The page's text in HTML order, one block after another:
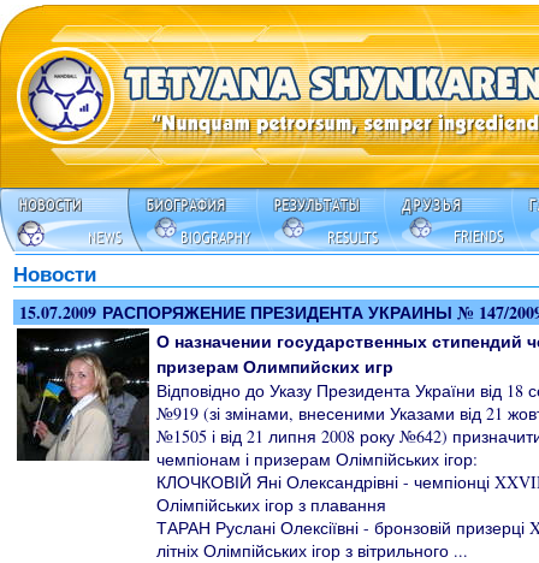
Новости
15.07.2009 РАСПОРЯЖЕНИЕ ПРЕЗИДЕНТА УКРАИНЫ № 147/
О назначении государственных стипендий
призерам Олимпийских игр
Відповідно до Указу Президента України від 18
№919 (зі змінами, внесеними Указами від 21
№1505 і від 21 липня 2008 року №642)
чемпіонам і призерам Олімпійських ігор:
КЛОЧКОВІЙ Яні Олександрівні - чемпіонці
Олімпійських ігор з плавання
ТАРАН Руслані Олексіївні - бронзовій
літніх Олімпійських ігор з вітрильного ...